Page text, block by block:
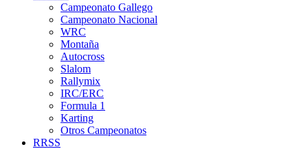
Campeonato Gallego
Campeonato Nacional
WRC
Montaña
Autocross
Slalom
Rallymix
IRC/ERC
Formula 1
Karting
Otros Campeonatos
RRSS